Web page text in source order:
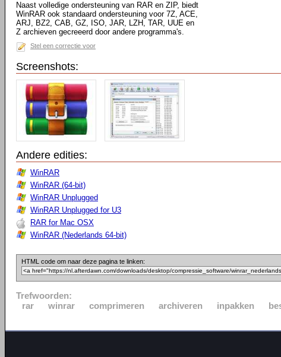
Naast volledige ondersteuning van RAR en ZIP, biedt
WinRAR ook standaard ondersteuning voor 7Z, ACE,
ARJ, BZ2, CAB, GZ, ISO, JAR, LZH, TAR, UUE en
Z archieven gecreeerd door andere programma's.
Stel een correctie voor
Screenshots:
Andere edities:
WinRAR
WinRAR (64-bit)
WinRAR Unplugged
WinRAR Unplugged for U3
RAR for Mac OSX
WinRAR (Nederlands 64-bit)
HTML code om naar deze pagina te linken:
Trefwoorden:
rar
winrar comprimeren archiveren inpakken